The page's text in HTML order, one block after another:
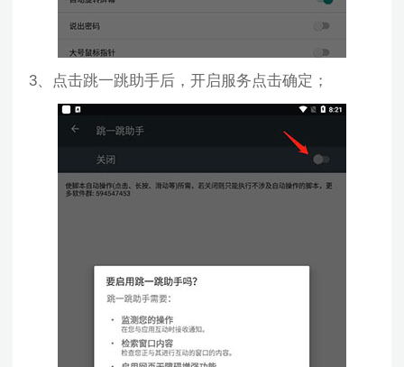
3、点击跳一跳助手后，开启服务点击确定；